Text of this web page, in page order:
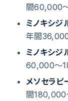
間60,000
ミノキシジ
年間
ミノキシジ
60,000〜
メソセラピ
間